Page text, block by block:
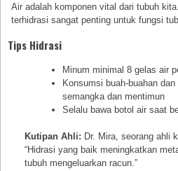
Air adalah komponen vital dari tubuh
terhidrasi sangat penting untuk fungsi
Tips Hidrasi
Minum minimal 8 gelas air
Konsumsi buah-buahan
semangka dan mentimun
Selalu bawa botol air saat
Kutipan Ahli: Dr. Mira, seorang ahli
“Hidrasi yang baik meningkatkan
tubuh mengeluarkan racun.”